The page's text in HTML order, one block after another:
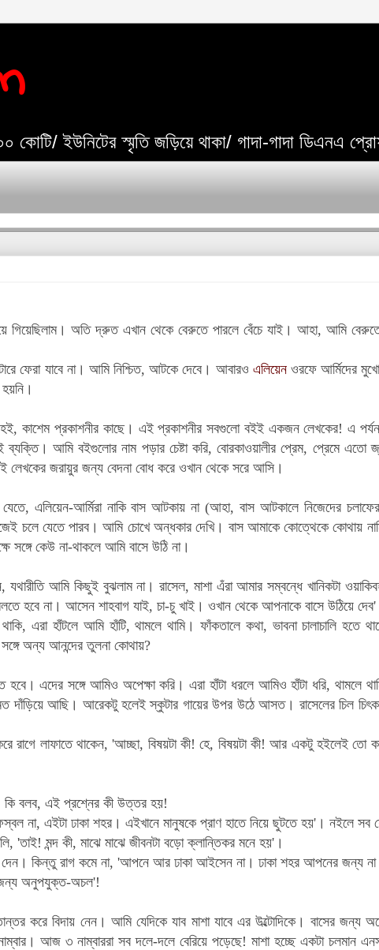
কোটি/ ইউনিটের স্মৃতি জড়িয়ে থাকা/ গাদা-গাদা ডিএনএ
গিয়েছিলাম। অতি দ্রুত এখান থেকে বেরুতে পারলে বেঁচে যাই। আহা, আমি
ফেরা যাবে না। আমি নিশ্চিত, আটকে দেবে। আবারও এলিয়েনওরফে আর্মিদের
হই, কাশেম প্রকাশনীর কাছে। এই প্রকাশনীর সবগুলো বইই একজন লেখকের! এ
আমি বইগুলোর নাম পড়ার চেষ্টা করি, বোরকাওয়ালীর প্রেম, প্রেমে এতো
জরায়ুর জন্য বেদনা বোধ করে ওখান থেকে সরে আসি।
এলিয়েন-আর্মিরা নাকি বাস আটকায় না (আহা, বাস আটকালে নিজেদের
চলে যেতে পারব। আমি চোখে অন্ধকার দেখি। বাস আমাকে কোত্থেকে কোথায়
সঙ্গে কেউ না-থাকলে আমি বাসে উঠি না।
আমি কিছুই বুঝলাম না। রাসেল, মাশা এঁরা আমার সম্বন্ধে খানিকটা
হবে না। আসেন শাহবাগ যাই, চা-চু খাই। ওখান থেকে আপনাকে বাসে উঠিয়ে
এরা হাঁটলে আমি হাঁটি, থামলে থামি। ফাঁকতালে কথা, ভাবনা চালাচালি হতে
সঙ্গে অন্য আনন্দের তুলনা কোথায়?
এদের সঙ্গে আমিও অপেক্ষা করি। এরা হাঁটা ধরলে আমিও হাঁটা ধরি, থামলে
দাঁড়িয়ে আছি। আরেকটু হলেই স্কুটার গায়ের উপর উঠে আসত। রাসেলের চিল
রাগে লাফাতে থাকেন, 'আচ্ছা, বিষয়টা কী! হে, বিষয়টা কী! আর একটু হইলেই তো
কি বলব, এই প্রশ্নের কী উত্তর হয়!
না, এইটা ঢাকা শহর। এইখানে মানুষকে প্রাণ হাতে নিয়ে ছুটতে হয়'। নইলে সব
'তাই! মন্দ কী, মাঝে মাঝে জীবনটা বড়ো ক্লান্তিকর মনে হয়'।
দেন। কিন্তু রাগ কমে না, 'আপনে আর ঢাকা আইসেন না। ঢাকা শহর আপনের জন্য
জন্য অনুপযুক্ত-অচল'!
করে বিদায় নেন। আমি যেদিকে যাব মাশা যাবে এর উল্টোদিকে। বাসের জন্য
আজ ৩ নাম্বাররা সব দলে-দলে বেরিয়ে পড়েছে! মাশা হচ্ছে একটা চলমান